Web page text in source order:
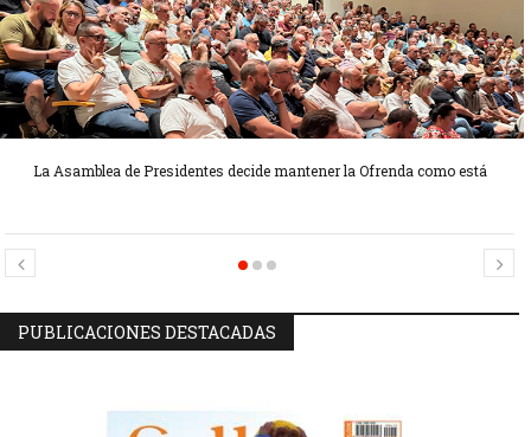
La Asamblea de Presidentes decide mantener la Ofrenda como está
Candidatas Preseleccionadas por el sector Olivereta
Candidatas Preseleccionadas por el sector Sector La Seu-La Xerea-El
PUBLICACIONES DESTACADAS